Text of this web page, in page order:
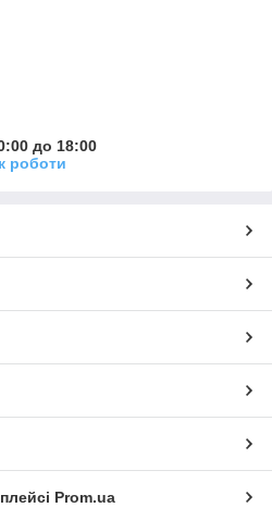
до 18:00
роботи
Prom.ua